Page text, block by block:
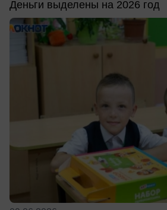
Деньги выделены на 2026 год